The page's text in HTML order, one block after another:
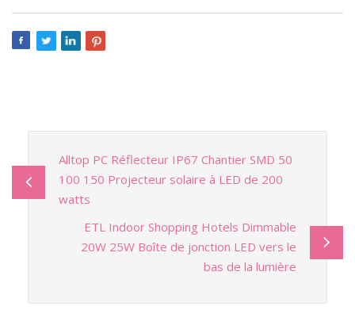
Alltop PC Réflecteur IP67 Chantier SMD 50
100 150 Projecteur solaire à LED de 200
watts
ETL Indoor Shopping Hotels Dimmable
20W 25W Boîte de jonction LED vers le
bas de la lumière